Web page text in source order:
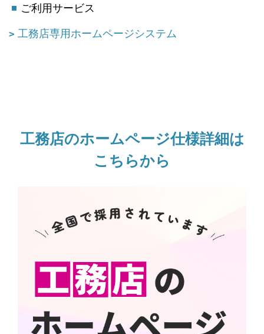
ご利用サービス
工務店専用ホームページシステム
工務店のホームページ仕様詳細は
こちらから